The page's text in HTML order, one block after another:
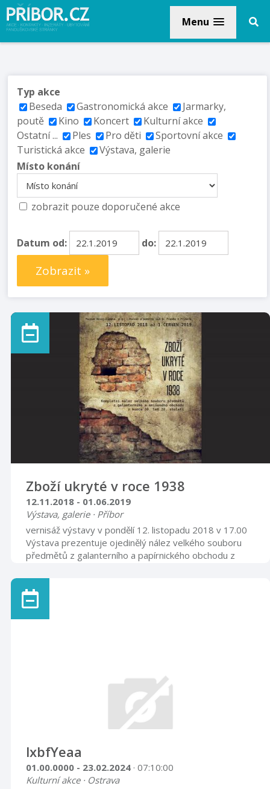
Menu
Typ akce
Beseda
Gastronomická akce
Jarmarky,
poutě
Kino Koncert
Kulturní akce
Ostatní ...
Ples Pro děti
Sportovní akce
Turistická akce
Výstava, galerie
Místo konání
zobrazit pouze doporučené akce
Datum od: do:
Zobrazit »
Zboží ukryté v roce 1938
12.11.2018 - 01.06.2019
Výstava, galerie · Příbor
vernisáž výstavy v pondělí 12. listopadu 2018 v 17.00
Výstava prezentuje ojedinělý nález velkého souboru
předmětů z galanterního a papírnického obchodu z
sklepě domu č. 16 v Příboře. Majitelé obchodu se
snažili tímto způsobem uchránit svůj majetek před
nacisty, následně po osvobození pak před
znárodněním. V roce 2014 se tyto předměty dostaly
lxbfYeaa
01.00.0000 - 23.02.2024 · 07:10:00
Kulturní akce · Ostrava